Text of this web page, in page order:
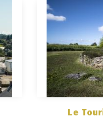
Le